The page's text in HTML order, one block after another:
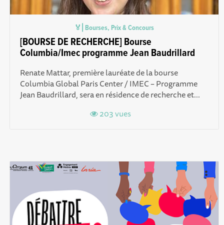
🏅⎜Bourses, Prix & Concours
[BOURSE DE RECHERCHE] Bourse
Columbia/Imec programme Jean Baudrillard
Renate Mattar, première lauréate de la bourse
Columbia Global Paris Center / IMEC – Programme
Jean Baudrillard, sera en résidence de recherche et...
203 vues